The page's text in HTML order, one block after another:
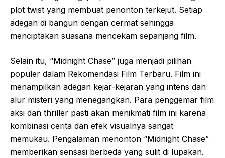
plot twist yang membuat penonton terkejut. Setiap
adegan di bangun dengan cermat sehingga
menciptakan suasana mencekam sepanjang film.
Selain itu, “Midnight Chase” juga menjadi pilihan
populer dalam Rekomendasi Film Terbaru. Film ini
menampilkan adegan kejar-kejaran yang intens dan
alur misteri yang menegangkan. Para penggemar film
aksi dan thriller pasti akan menikmati film ini karena
kombinasi cerita dan efek visualnya sangat
memukau. Pengalaman menonton “Midnight Chase”
memberikan sensasi berbeda yang sulit di lupakan.